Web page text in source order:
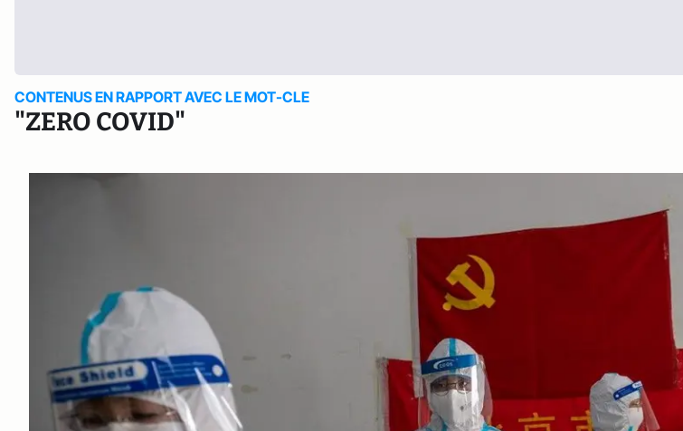
CONTENUS EN RAPPORT AVEC LE MOT-CLE
"ZERO COVID"